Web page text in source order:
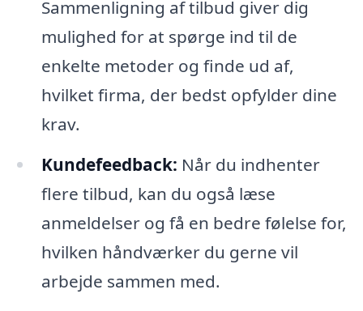
Sammenligning af tilbud giver dig
mulighed for at spørge ind til de
enkelte metoder og finde ud af,
hvilket firma, der bedst opfylder dine
krav.
Kundefeedback: Når du indhenter
flere tilbud, kan du også læse
anmeldelser og få en bedre følelse for,
hvilken håndværker du gerne vil
arbejde sammen med.